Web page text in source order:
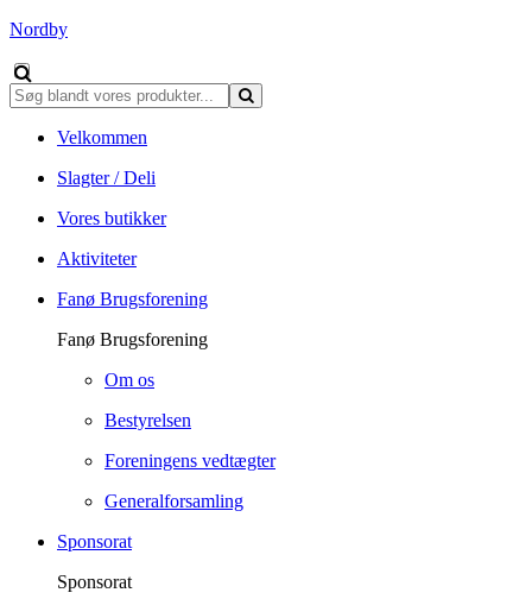
Nordby
Velkommen
Slagter / Deli
Vores butikker
Aktiviteter
Fanø Brugsforening
Fanø Brugsforening
Om os
Bestyrelsen
Foreningens vedtægter
Generalforsamling
Sponsorat
Sponsorat